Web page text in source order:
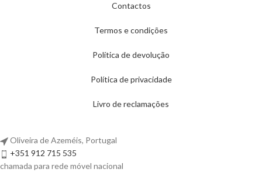
Contactos
Termos e condições
Política de devolução
Política de privacidade
Livro de reclamações
Oliveira de Azeméis, Portugal
+351 912 715 535
chamada para rede móvel nacional